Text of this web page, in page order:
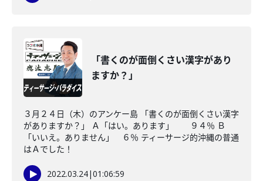
「書くのが面倒くさい漢字があり
ますか？」
３月２４日（木）のアンケー島 「書くのが面倒くさい漢字
がありますか？」 Ａ「はい。あります」 ９４％ Ｂ
「いいえ。ありません」 ６％ ティーサージ的沖縄の普通
はＡでした！
2022.03.24|01:06:59